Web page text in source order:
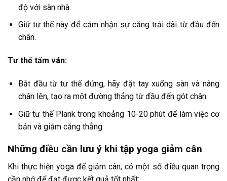
độ với sàn nhà.
Giữ tư thế này để cảm nhận sự căng trải dài từ đầu đến
chân.
Tư thế tấm ván:
Bắt đầu từ tư thế đứng, hãy đặt tay xuống sàn và nâng
chân lên, tạo ra một đường thẳng từ đầu đến gót chân.
Giữ tư thế Plank trong khoảng 10-20 phút để làm việc cơ
bản và giảm căng thẳng.
Những điều cần lưu ý khi tập yoga giảm cân
Khi thực hiện yoga để giảm cân, có một số điều quan trọng